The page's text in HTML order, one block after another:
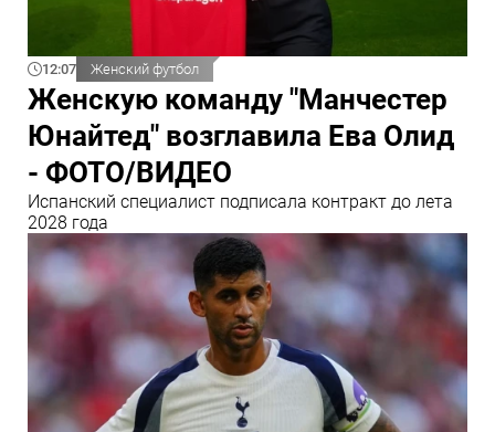
12:07 Женский футбол
Женскую команду "Манчестер
Юнайтед" возглавила Ева Олид
- ФОТО/ВИДЕО
Испанский специалист подписала контракт до лета
2028 года